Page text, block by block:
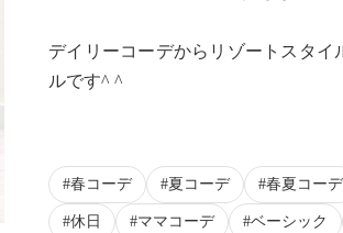
デイリーコーデからリゾートスタ
ルです^ ^
春コーデ 夏コーデ 春夏コーデ
休日 ママコーデ ベーシック